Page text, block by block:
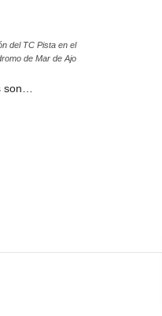
del TC Pista en el
de Mar de Ajo